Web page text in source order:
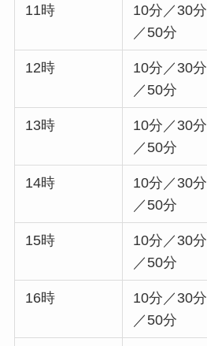
11時
10分／30分
／50分
12時
10分／30分
／50分
13時
10分／30分
／50分
14時
10分／30分
／50分
15時
10分／30分
／50分
16時
10分／30分
／50分